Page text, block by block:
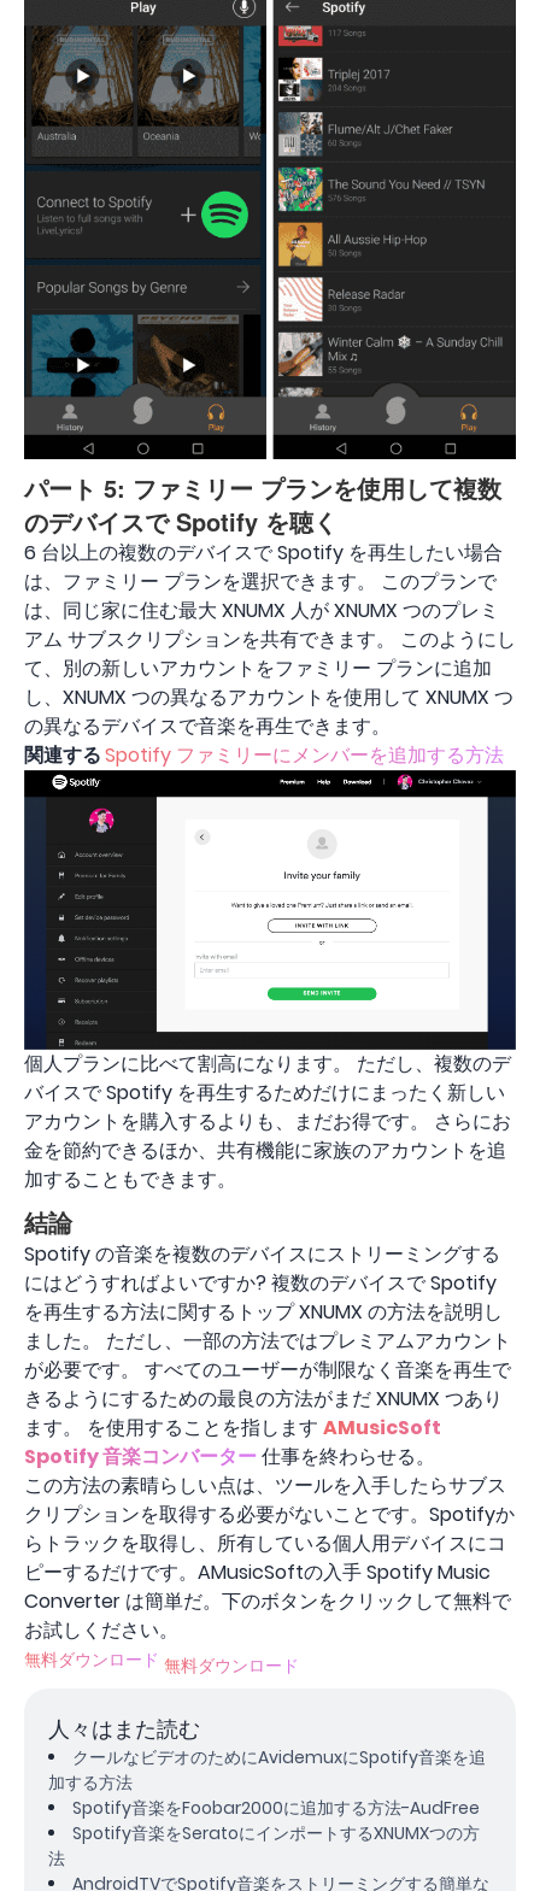
パート 5: ファミリー プランを使用して複数
のデバイスで Spotify を聴く
6 台以上の複数のデバイスで Spotify を再生したい場合
は、ファミリー プランを選択できます。 このプランで
は、同じ家に住む最大 XNUMX 人が XNUMX つのプレミ
アム サブスクリプションを共有できます。 このようにし
て、別の新しいアカウントをファミリー プランに追加
し、XNUMX つの異なるアカウントを使用して XNUMX つ
の異なるデバイスで音楽を再生できます。
関連するSpotify ファミリーにメンバーを追加する方法
個人プランに比べて割高になります。 ただし、複数のデ
バイスで Spotify を再生するためだけにまったく新しい
アカウントを購入するよりも、まだお得です。 さらにお
金を節約できるほか、共有機能に家族のアカウントを追
加することもできます。
結論
Spotify の音楽を複数のデバイスにストリーミングする
にはどうすればよいですか? 複数のデバイスで Spotify
を再生する方法に関するトップ XNUMX の方法を説明し
ました。 ただし、一部の方法ではプレミアムアカウント
が必要です。 すべてのユーザーが制限なく音楽を再生で
きるようにするための最良の方法がまだ XNUMX つあり
ます。 を使用することを指します AMusicSoft
Spotify 音楽コンバーター仕事を終わらせる。
この方法の素晴らしい点は、ツールを入手したらサブス
クリプションを取得する必要がないことです。Spotifyか
らトラックを取得し、所有している個人用デバイスにコ
ピーするだけです。AMusicSoftの入手 Spotify Music
Converter は簡単だ。下のボタンをクリックして無料で
お試しください。
無料ダウンロード 無料ダウンロード
人々はまた読む
クールなビデオのためにAvidemuxにSpotify音楽を追
加する方法
Spotify音楽をFoobar2000に追加する方法-AudFree
Spotify音楽をSeratoにインポートするXNUMXつの方
法
AndroidTVでSpotify音楽をストリーミングする簡単な